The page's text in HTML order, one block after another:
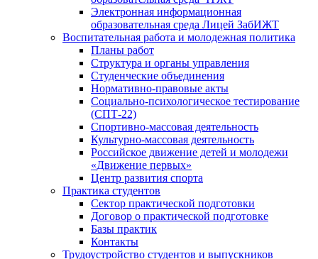
Электронная информационная
образовательная среда Лицей ЗабИЖТ
Воспитательная работа и молодежная политика
Планы работ
Структура и органы управления
Студенческие объединения
Нормативно-правовые акты
Социально-психологическое тестирование
(СПТ-22)
Спортивно-массовая деятельность
Культурно-массовая деятельность
Российское движение детей и молодежи
«Движение первых»
Центр развития спорта
Практика студентов
Сектор практической подготовки
Договор о практической подготовке
Базы практик
Контакты
Трудоустройство студентов и выпускников